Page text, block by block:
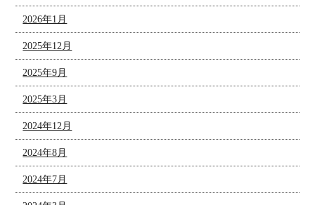
2026年1月
2025年12月
2025年9月
2025年3月
2024年12月
2024年8月
2024年7月